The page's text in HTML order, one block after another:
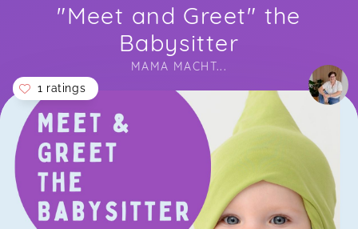
"Meet and Greet" the
Babysitter
MAMA MACHT...
Soon you will learn more about me here...
1 ratings